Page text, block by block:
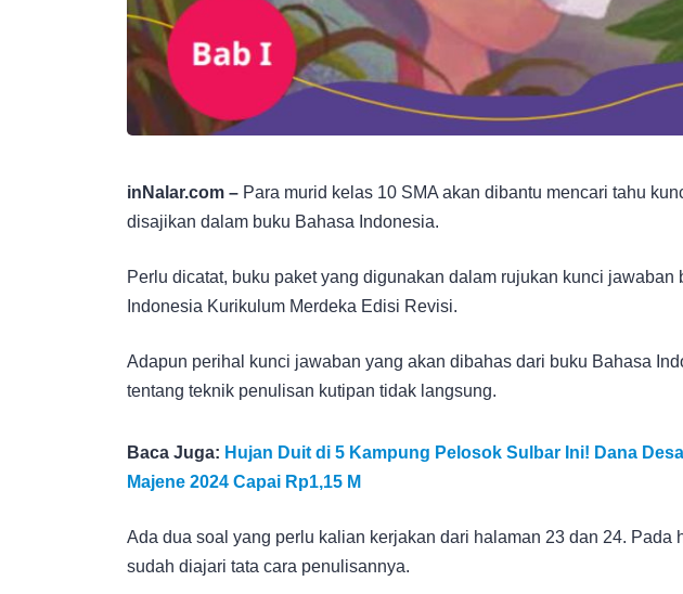
inNalar.com – Para murid kelas 10 SMA akan dibantu mencari tahu
disajikan dalam buku Bahasa Indonesia.
Perlu dicatat, buku paket yang digunakan dalam rujukan kunci jawaban
Indonesia Kurikulum Merdeka Edisi Revisi.
Adapun perihal kunci jawaban yang akan dibahas dari buku Bahasa
tentang teknik penulisan kutipan tidak langsung.
Baca Juga: Hujan Duit di 5 Kampung Pelosok Sulbar Ini! Dana
Majene 2024 Capai Rp1,15 M
Ada dua soal yang perlu kalian kerjakan dari halaman 23 dan 24. Pada
sudah diajari tata cara penulisannya.